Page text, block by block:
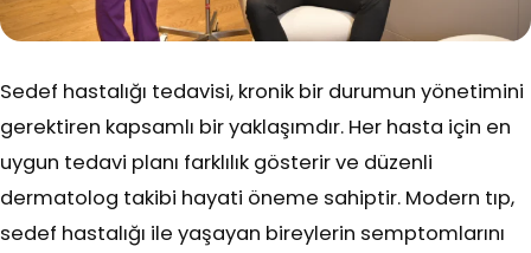
Sedef hastalığı tedavisi, kronik bir durumun yönetimini
gerektiren kapsamlı bir yaklaşımdır. Her hasta için en
uygun tedavi planı farklılık gösterir ve düzenli
dermatolog takibi hayati öneme sahiptir. Modern tıp,
sedef hastalığı ile yaşayan bireylerin semptomlarını